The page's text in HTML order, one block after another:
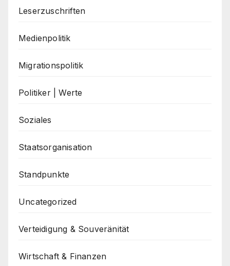
Leserzuschriften
Medienpolitik
Migrationspolitik
Politiker | Werte
Soziales
Staatsorganisation
Standpunkte
Uncategorized
Verteidigung & Souveränität
Wirtschaft & Finanzen